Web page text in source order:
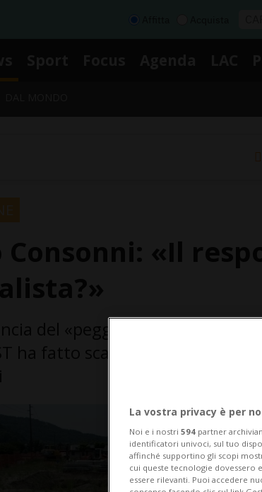
ha fatto scattare
La vostra privacy è per
Noi e i nostri 594 partner
identificatori univoci, sul tuo
affinché supportino gli scopi
cui queste tecnologie dovessero
essere rilevanti. Puoi accedere